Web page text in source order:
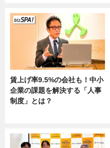
賃上げ率9.5%の会社も！中小
企業の課題を解決する「人事
制度」とは？